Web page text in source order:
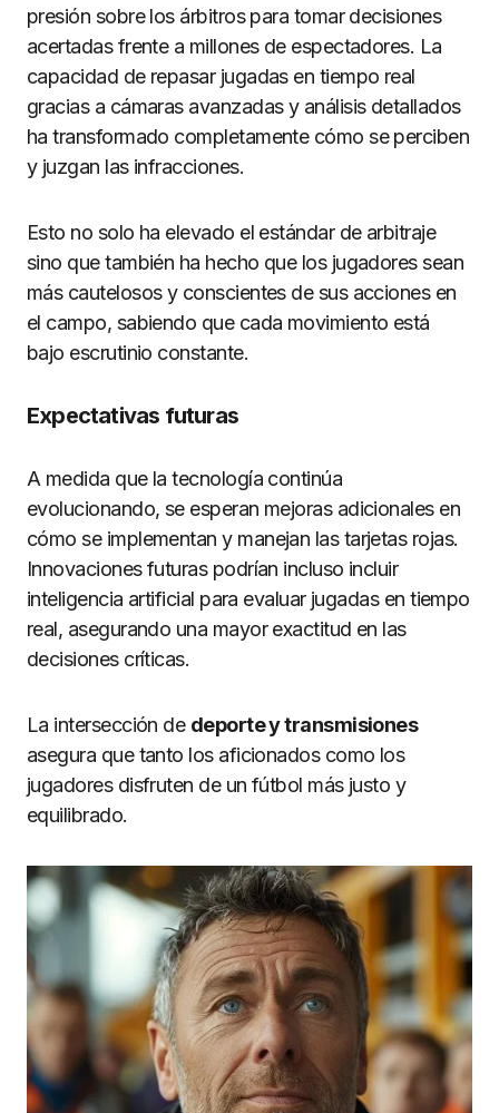
presión sobre los árbitros para tomar decisiones
acertadas frente a millones de espectadores. La
capacidad de repasar jugadas en tiempo real
gracias a cámaras avanzadas y análisis detallados
ha transformado completamente cómo se perciben
y juzgan las infracciones.
Esto no solo ha elevado el estándar de arbitraje
sino que también ha hecho que los jugadores sean
más cautelosos y conscientes de sus acciones en
el campo, sabiendo que cada movimiento está
bajo escrutinio constante.
Expectativas futuras
A medida que la tecnología continúa
evolucionando, se esperan mejoras adicionales en
cómo se implementan y manejan las tarjetas rojas.
Innovaciones futuras podrían incluso incluir
inteligencia artificial para evaluar jugadas en tiempo
real, asegurando una mayor exactitud en las
decisiones críticas.
La intersección de deporte y transmisiones
asegura que tanto los aficionados como los
jugadores disfruten de un fútbol más justo y
equilibrado.